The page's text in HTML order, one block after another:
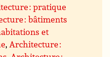
: pratique
: bâtiments
et
,Architecture :